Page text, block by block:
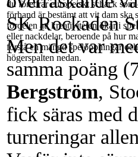
du föredrar europeiskt schack
förhand är bestämt att vit dam ska
fördelen att kreativiteten ökar i
eller nackdelar, beroende på hur
förstå en mängd spelöppningar
högerspalten nedan.
SK Rockaden
Men det var
samma poäng
Bergström,
fick säras med
turneringar